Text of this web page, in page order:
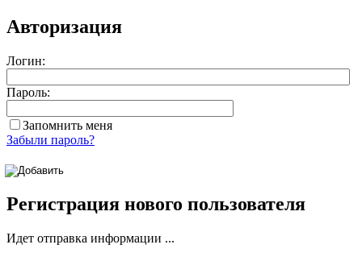
Авторизация
Логин:
Пароль:
Запомнить меня
Забыли пароль?
Регистрация нового пользователя
Идет отправка информации ...